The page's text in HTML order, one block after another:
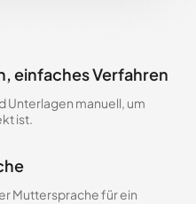
einfaches Verfahren
Unterlagen manuell, um
ist.
Muttersprache für ein